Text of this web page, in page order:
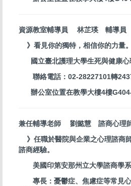
資源教室輔導員 林芷瑛 輔導員
》看見你的獨特，相信你的力量。
國立臺北護理大學生死與健康心
聯絡電話：02-28227101轉
辦公室位置在教學大樓4樓
兼任輔導老師 劉懿慧 諮商心理
》任職於醫院與企業之心理諮商
諮商經驗。
美國印第安那州立大學諮商學
專長：憂鬱症、焦慮症等常見心